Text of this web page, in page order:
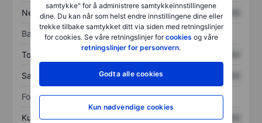
samtykke" for å administrere samtykkeinnstillingene
dine. Du kan når som helst endre innstillingene dine eller
trekke tilbake samtykket ditt via siden med retningslinjer
for cookies. Se våre retningslinjer forcookies og våre
retningslinjer for personvern.
Godta alle cookies
Kun nødvendige cookies
Nettoinntekt XXXXXXX XXXXXXX
Balanse
Totale eiendeler XXXXXXX
Samlet gjeld XXXXXXX
Forholdstall
Kurs/salg XXXXXXX XXXXXXX